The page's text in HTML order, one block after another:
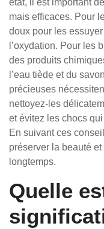
état, il est important
mais efficaces. Pour
doux pour les
l’oxydation. Pour les
des produits
l’eau tiède et du
précieuses
nettoyez-les
et évitez les chocs
En suivant ces
préserver la beauté
longtemps.
Quelle